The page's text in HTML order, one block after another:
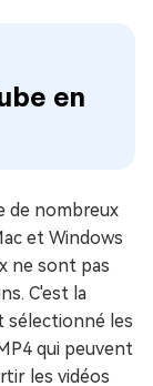
en
de nombreux
et Windows
ne sont pas
C'est la
sélectionné les
qui peuvent
les vidéos